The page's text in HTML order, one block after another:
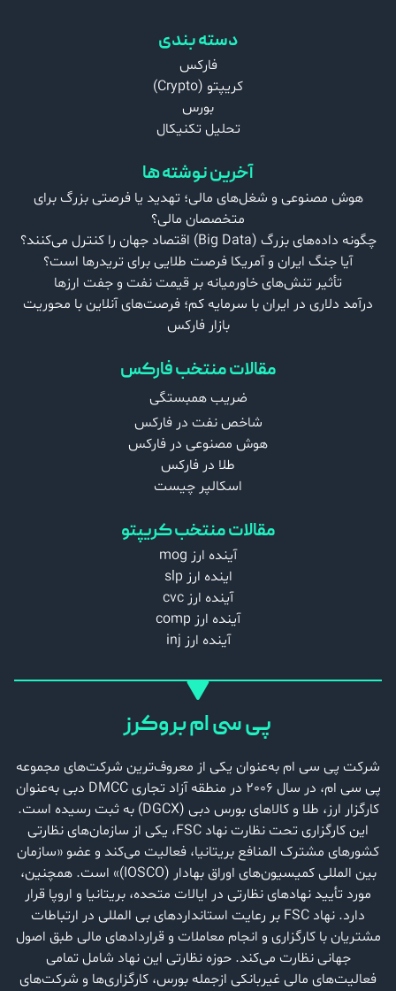
دسته بندی
فارکس
کریپتو (Crypto)
بورس
تحلیل تکنیکال
آخرین نوشته ها
هوش مصنوعی و شغل‌های مالی؛ تهدید یا فرصتی بزرگ برای
متخصصان مالی؟
چگونه داده‌های بزرگ (Big Data) اقتصاد جهان را کنترل می‌کنند؟
آیا جنگ ایران و آمریکا فرصت طلایی برای تریدرها است؟
تأثیر تنش‌های خاورمیانه بر قیمت نفت و جفت‌ ارزها
درآمد دلاری در ایران با سرمایه کم؛ فرصت‌های آنلاین با محوریت
بازار فارکس
مقالات منتخب فارکس
ضریب همبستگی
شاخص نفت در فارکس
هوش مصنوعی در فارکس
طلا در فارکس
اسکالپر چیست
مقالات منتخب کریپتو
آینده ارز mog
اینده ارز slp
آینده ارز cvc
آینده ارز comp
آینده ارز inj
پی سی ام بروکرز
شرکت پی سی ام به‌عنوان یکی از معروف‌ترین شرکت‌های مجموعه
پی سی ام، در سال 2006 در منطقه آزاد تجاری DMCC دبی به‌عنوان
کارگزار ارز، طلا و کالاهای بورس دبی (DGCX) به ثبت رسیده است.
این کارگزاری تحت نظارت نهاد FSC، یکی از سازمان‌های نظارتی
کشورهای مشترک المنافع بریتانیا، فعالیت می‌کند و عضو «سازمان
بین المللی کمیسیون‌های اوراق بهادار (IOSCO)» است. همچنین،
مورد تأیید نهادهای نظارتی در ایالات متحده، بریتانیا و اروپا قرار
دارد. نهاد FSC بر رعایت استانداردهای بی ‌المللی در ارتباطات
مشتریان با کارگزاری و انجام معاملات و قراردادهای مالی طبق اصول
جهانی نظارت می‌کند. حوزه نظارتی این نهاد شامل تمامی
فعالیت‌های مالی غیربانکی ازجمله بورس، کارگزاری‌ها و شرکت‌های